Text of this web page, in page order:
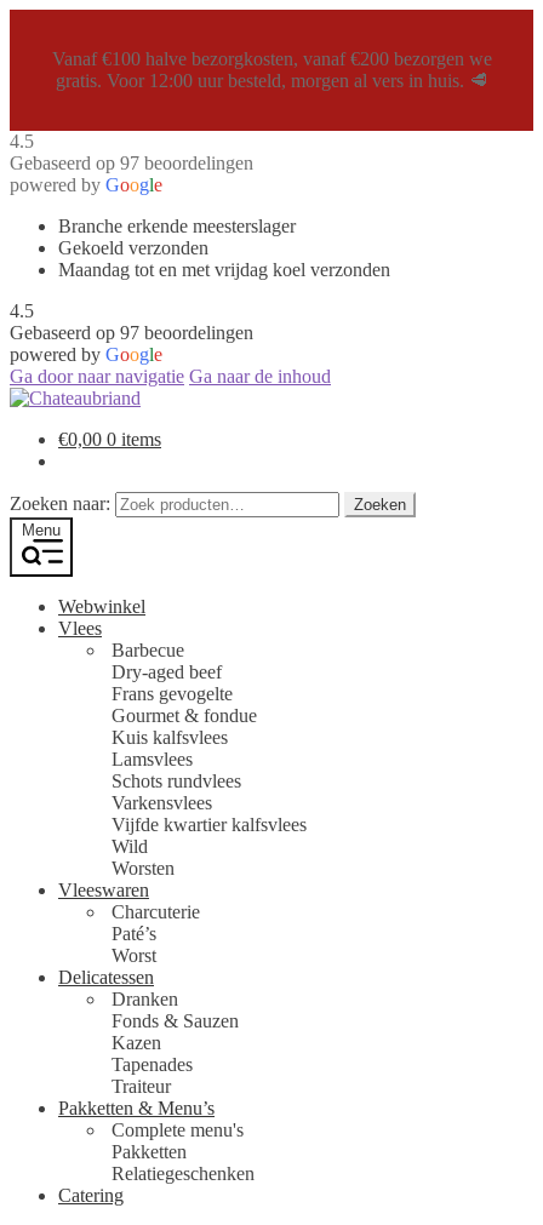
Vanaf €100 halve bezorgkosten, vanaf €200 bezorgen we
gratis. Voor 12:00 uur besteld, morgen al vers in huis. 🥩
4.5
Gebaseerd op 97 beoordelingen
powered by Google
Branche erkende meesterslager
Gekoeld verzonden
Maandag tot en met vrijdag koel verzonden
4.5
Gebaseerd op 97 beoordelingen
powered by Google
Ga door naar navigatie Ga naar de inhoud
€0,00 0 items
Zoeken naar:
Zoeken
Menu
Webwinkel
Vlees
Barbecue
Dry-aged beef
Frans gevogelte
Gourmet & fondue
Kuis kalfsvlees
Lamsvlees
Schots rundvlees
Varkensvlees
Vijfde kwartier kalfsvlees
Wild
Worsten
Vleeswaren
Charcuterie
Paté’s
Worst
Delicatessen
Dranken
Fonds & Sauzen
Kazen
Tapenades
Traiteur
Pakketten & Menu’s
Complete menu's
Pakketten
Relatiegeschenken
Catering